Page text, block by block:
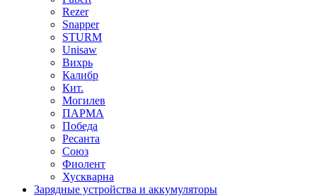
Rezer
Snapper
STURM
Unisaw
Вихрь
Калибр
Кит.
Могилев
ПАРМА
Победа
Ресанта
Союз
Фиолент
Хускварна
Зарядные устройства и аккумуляторы